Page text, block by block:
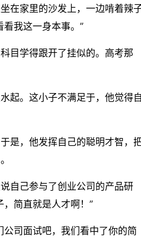
在家里的沙发上，一边啃着辣
我这一身本事。”
目学得跟开了挂似的。高考那
起。这小子不满足于，他觉得自
是，他发挥自己的聪明才智，
自己参与了创业公司的产品研
简直就是人才啊！”
司面试吧，我们看中了你的简